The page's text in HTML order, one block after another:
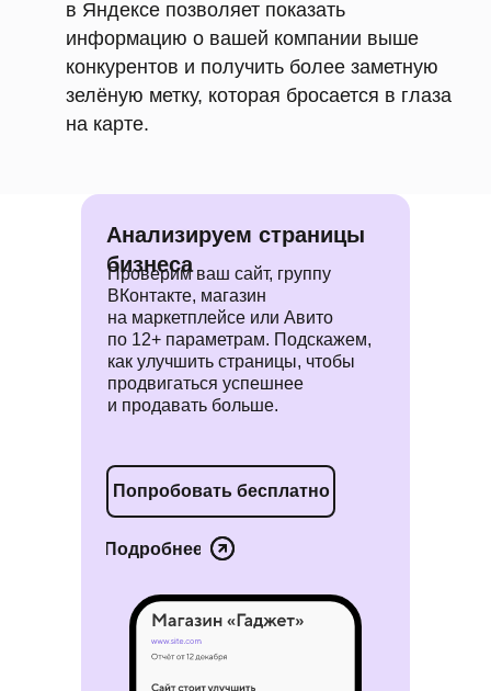
в Яндексе позволяет показать
информацию о вашей компании выше
конкурентов и получить более заметную
зелёную метку, которая бросается в глаза
на карте.
Анализируем страницы
бизнеса
Проверим ваш сайт, группу
ВКонтакте, магазин
на маркетплейсе или Авито
по 12+ параметрам. Подскажем,
как улучшить страницы, чтобы
продвигаться успешнее
и продавать больше.
Попробовать бесплатно
Подробнее